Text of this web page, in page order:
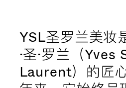
YSL圣罗兰美妆
·圣·罗兰（Yves
Laurent）的匠